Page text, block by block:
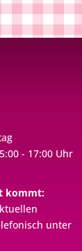
- 17:00 Uhr
kommt:
unter